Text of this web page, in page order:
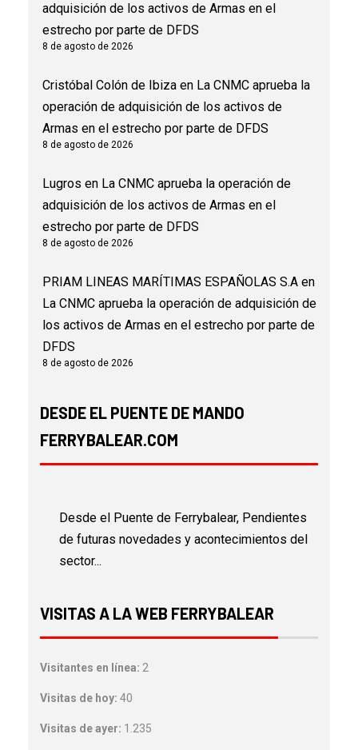
adquisición de los activos de Armas en el
estrecho por parte de DFDS
8 de agosto de 2026
Cristóbal Colón de Ibiza en La CNMC aprueba la
operación de adquisición de los activos de
Armas en el estrecho por parte de DFDS
8 de agosto de 2026
Lugros en La CNMC aprueba la operación de
adquisición de los activos de Armas en el
estrecho por parte de DFDS
8 de agosto de 2026
PRIAM LINEAS MARÍTIMAS ESPAÑOLAS S.A en
La CNMC aprueba la operación de adquisición de
los activos de Armas en el estrecho por parte de
DFDS
8 de agosto de 2026
DESDE EL PUENTE DE MANDO
FERRYBALEAR.COM
Desde el Puente de Ferrybalear, Pendientes
de futuras novedades y acontecimientos del
sector...
VISITAS A LA WEB FERRYBALEAR
Visitantes en línea: 2
Visitas de hoy: 40
Visitas de ayer: 1.235